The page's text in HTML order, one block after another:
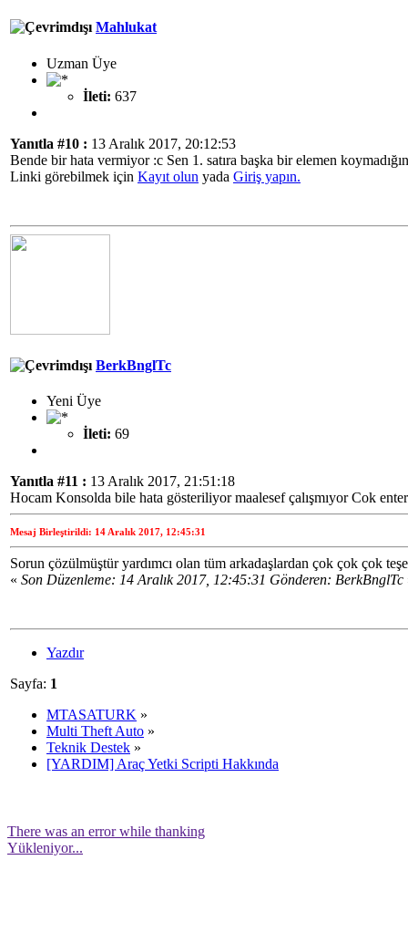
Mahlukat
Uzman Üye
İleti: 637
Yanıtla #10 : 13 Aralık 2017, 20:12:53
Bende bir hata vermiyor :c Sen 1. satıra başka bir elemen
Linki görebilmek için Kayıt olun yada Giriş yapın.
BerkBnglTc
Yeni Üye
İleti: 69
Yanıtla #11 : 13 Aralık 2017, 21:51:18
Hocam Konsolda bile hata gösteriliyor maalesef çalışmıyor Cok
Mesaj Birleştirildi: 14 Aralık 2017, 12:45:31
Sorun çözülmüştür yardımcı olan tüm arkadaşlardan çok çok çok
« Son Düzenleme: 14 Aralık 2017, 12:45:31 Gönderen: BerkBnglTc
Yazdır
Sayfa: 1
MTASATURK »
Multi Theft Auto »
Teknik Destek »
[YARDIM] Araç Yetki Scripti Hakkında
There was an error while thanking
Yükleniyor...